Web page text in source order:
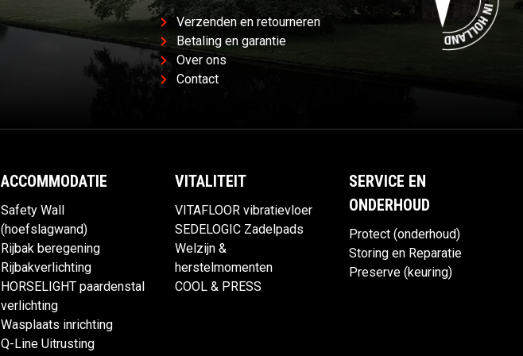
Verzenden en retourneren
Betaling en garantie
Over ons
Contact
ACCOMMODATIE
Safety Wall
(hoefslagwand)
Rijbak beregening
Rijbakverlichting
HORSELIGHT paardenstal
verlichting
Wasplaats inrichting
Q-Line Uitrusting
VITALITEIT
VITAFLOOR vibratievloer
SEDELOGIC Zadelpads
Welzijn &
herstelmomenten
COOL & PRESS
SERVICE EN
ONDERHOUD
Protect (onderhoud)
Storing en Reparatie
Preserve (keuring)